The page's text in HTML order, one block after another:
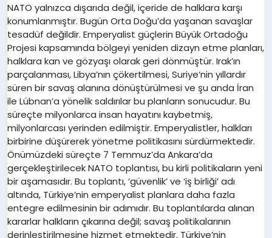
NATO yalnızca dışarıda değil, içeride de halklara karşı
konumlanmıştır. Bugün Orta Doğu’da yaşanan savaşlar
tesadüf değildir. Emperyalist güçlerin Büyük Ortadoğu
Projesi kapsamında bölgeyi yeniden dizayn etme planları,
halklara kan ve gözyaşı olarak geri dönmüştür. Irak’ın
parçalanması, Libya’nın çökertilmesi, Suriye’nin yıllardır
süren bir savaş alanına dönüştürülmesi ve şu anda İran
ile Lübnan’a yönelik saldırılar bu planların sonucudur. Bu
süreçte milyonlarca insan hayatını kaybetmiş,
milyonlarcası yerinden edilmiştir. Emperyalistler, halkları
birbirine düşürerek yönetme politikasını sürdürmektedir.
Önümüzdeki süreçte 7 Temmuz’da Ankara’da
gerçekleştirilecek NATO toplantısı, bu kirli politikaların yeni
bir aşamasıdır. Bu toplantı, ‘güvenlik’ ve ‘iş birliği’ adı
altında, Türkiye’nin emperyalist planlara daha fazla
entegre edilmesinin bir adımıdır. Bu toplantılarda alınan
kararlar halkların çıkarına değil; savaş politikalarının
derinleştirilmesine hizmet etmektedir. Türkiye’nin